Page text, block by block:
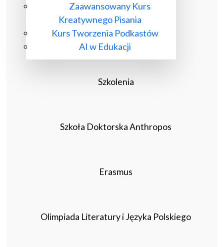
Zaawansowany Kurs
Kreatywnego Pisania
Kurs Tworzenia Podkastów
AI w Edukacji
Szkolenia
Szkoła Doktorska Anthropos
Erasmus
Olimpiada Literatury i Języka Polskiego